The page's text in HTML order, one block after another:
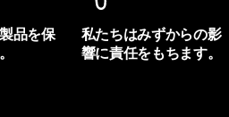
品を保
私たちはみずからの影
響に責任をもちます。